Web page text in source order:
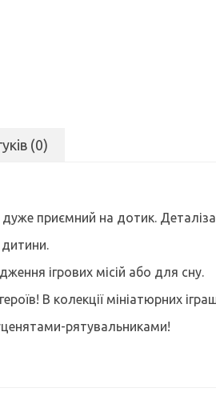
(0)
приємний на дотик.
дитини.
ігрових місій або для сну.
В колекції мініатюрних
рятувальниками!